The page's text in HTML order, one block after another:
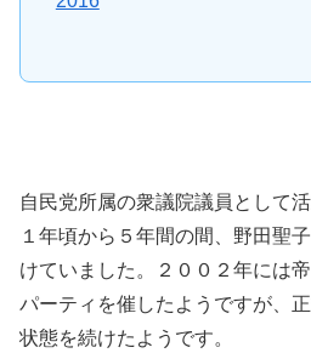
自民党所属の衆議院議員として
１年頃から５年間の間、野田聖
けていました。２００２年には
パーティを催したようですが、
状態を続けたようです。